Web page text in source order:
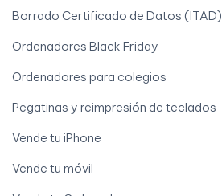
Borrado Certificado de Datos (ITAD)
Ordenadores Black Friday
Ordenadores para colegios
Pegatinas y reimpresión de teclados
Vende tu iPhone
Vende tu móvil